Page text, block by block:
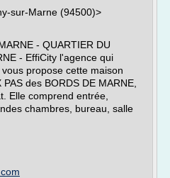
sur-Marne (94500)>
- QUARTIER DU
- EffiCity l'agence qui
propose cette maison
des BORDS DE MARNE,
Elle comprend entrée,
chambres, bureau, salle